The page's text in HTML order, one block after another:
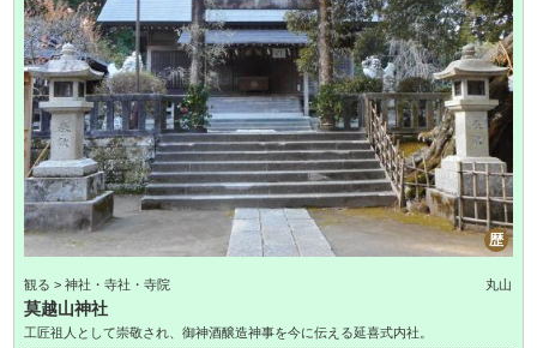
歴
観る > 神社・寺社・寺院 丸山
莫越山神社
工匠祖人として崇敬され、御神酒醸造神事を今に伝える延喜式内社。